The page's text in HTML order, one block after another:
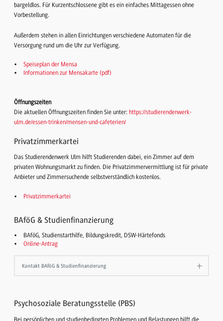
bargeldlos. Für Kurzentschlossene gibt es ein einfaches Mittagessen ohne
Vorbestellung.
Außerdem stehen in allen Einrichtungen verschiedene Automaten für die
Versorgung rund um die Uhr zur Verfügung.
Speiseplan der Mensa
Informationen zur Mensakarte (pdf)
Öffnungszeiten
Die aktuellen Öffnungszeiten finden Sie unter: https://studierendenwerk-
ulm.de/essen-trinken/mensen-und-cafeterien/
Privatzimmerkartei
Das Studierendenwerk Ulm hilft Studierenden dabei, ein Zimmer auf dem
privaten Wohnungsmarkt zu finden. Die Privatzimmervermittlung ist für private
Anbieter und Zimmersuchende selbstverständlich kostenlos.
Privatzimmerkartei
BAföG & Studienfinanzierung
BAföG, Studienstarthilfe, Bildungskredit, DSW-Härtefonds
Online-Antrag
Kontakt BAföG & Studienfinanzierung
Psychosoziale Beratungsstelle (PBS)
Bei persönlichen und studienbedingten Problemen und Belastungen hilft die